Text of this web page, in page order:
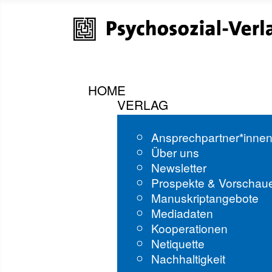
HOME
VERLAG
Über uns
Newsletter
Prospekte &
Manuskriptangebote
Mediadaten
Kooperationen
Netiquette
Nachhaltigkeit